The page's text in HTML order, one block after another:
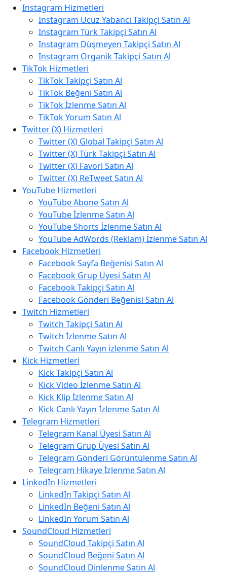
Instagram Hizmetleri
Instagram Ucuz Yabancı Takipçi Satın Al
Instagram Türk Takipçi Satın Al
Instagram Düşmeyen Takipçi Satın Al
Instagram Organik Takipçi Satın Al
TikTok Hizmetleri
TikTok Takipçi Satın Al
TikTok Beğeni Satın Al
TikTok İzlenme Satın Al
TikTok Yorum Satın Al
Twitter (X) Hizmetleri
Twitter (X) Global Takipçi Satın Al
Twitter (X) Türk Takipçi Satın Al
Twitter (X) Favori Satın Al
Twitter (X) ReTweet Satın Al
YouTube Hizmetleri
YouTube Abone Satın Al
YouTube İzlenme Satın Al
YouTube Shorts İzlenme Satın Al
YouTube AdWords (Reklam) İzlenme Satın Al
Facebook Hizmetleri
Facebook Sayfa Beğenisi Satın Al
Facebook Grup Üyesi Satın Al
Facebook Takipçi Satın Al
Facebook Gönderi Beğenisi Satın Al
Twitch Hizmetleri
Twitch Takipçi Satın Al
Twitch İzlenme Satın Al
Twitch Canlı Yayın izlenme Satın Al
Kick Hizmetleri
Kick Takipçi Satın Al
Kick Video İzlenme Satın Al
Kick Klip İzlenme Satın Al
Kick Canlı Yayın İzlenme Satın Al
Telegram Hizmetleri
Telegram Kanal Üyesi Satın Al
Telegram Grup Üyesi Satın Al
Telegram Gönderi Görüntülenme Satın Al
Telegram Hikaye İzlenme Satın Al
LinkedIn Hizmetleri
LinkedIn Takipçi Satın Al
LinkedIn Beğeni Satın Al
LinkedIn Yorum Satın Al
SoundCloud Hizmetleri
SoundCloud Takipçi Satın Al
SoundCloud Beğeni Satın Al
SoundCloud Dinlenme Satın Al